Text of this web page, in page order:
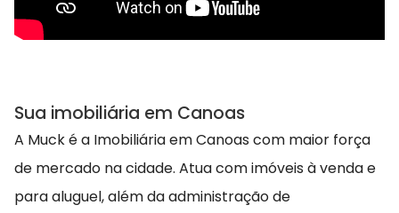
Sua imobiliária em Canoas
A Muck é a Imobiliária em Canoas com maior força
de mercado na cidade. Atua com imóveis à venda e
para aluguel, além da administração de